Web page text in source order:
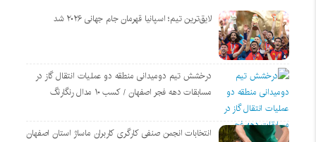
لایق‌ترین تیم؛ اسپانیا قهرمان جام جهانی ۲۰۲۶ شد
درخشش تیم دومیدانی منطقه دو عملیات انتقال گاز در
مسابقات دهه فجر اصفهان / کسب ۱۰ مدال رنگارنگ
انتخابات انجمن صنفی کارگری کاربران ماساژ استان اصفهان